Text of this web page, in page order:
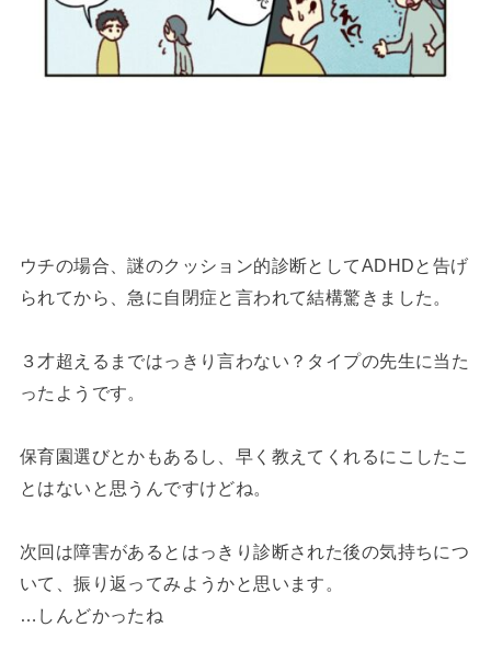
ウチの場合、謎のクッション的診断としてADHDと告げ
られてから、急に自閉症と言われて結構驚きました。
３才超えるまではっきり言わない？タイプの先生に当た
ったようです。
保育園選びとかもあるし、早く教えてくれるにこしたこ
とはないと思うんですけどね。
次回は障害があるとはっきり診断された後の気持ちにつ
いて、振り返ってみようかと思います。
…しんどかったね